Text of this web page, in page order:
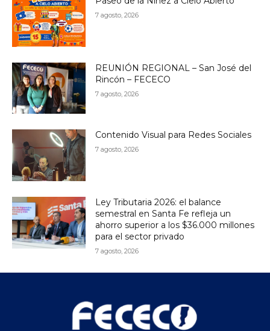
7 agosto, 2026
REUNIÓN REGIONAL – San José del
Rincón – FECECO
7 agosto, 2026
Contenido Visual para Redes Sociales
7 agosto, 2026
Ley Tributaria 2026: el balance
semestral en Santa Fe refleja un
ahorro superior a los $36.000 millones
para el sector privado
7 agosto, 2026